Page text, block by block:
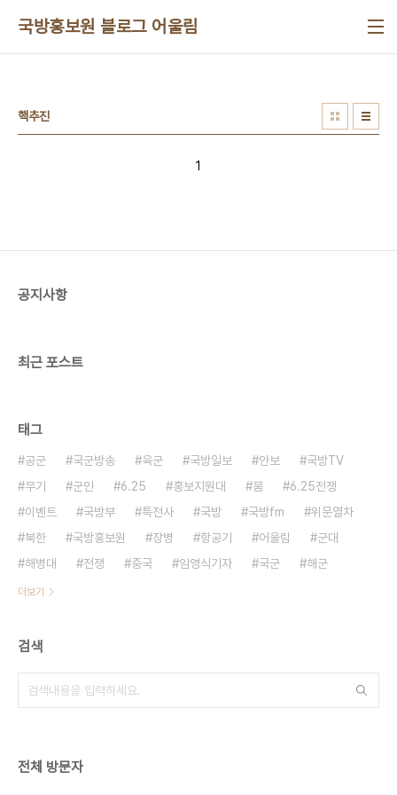
국방홍보원 블로그 어울림
핵추진
1
공지사항
최근 포스트
태그
공군 국군방송 육군 국방일보 안보
국방TV
무기
군인 6.25 홍보지원대 붐
6.25전쟁
이벤트
국방부 특전사 국방 국방fm
위문열차
북한
국방홍보원 장병 항공기 어울림
군대
해병대
전쟁 중국 임영식기자 국군 해군
더보기
검색
전체 방문자